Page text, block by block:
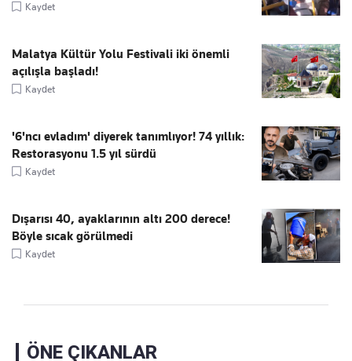
Kaydet
Malatya Kültür Yolu Festivali iki önemli
açılışla başladı!
Kaydet
'6'ncı evladım' diyerek tanımlıyor! 74 yıllık:
Restorasyonu 1.5 yıl sürdü
Kaydet
Dışarısı 40, ayaklarının altı 200 derece!
Böyle sıcak görülmedi
Kaydet
ÖNE ÇIKANLAR